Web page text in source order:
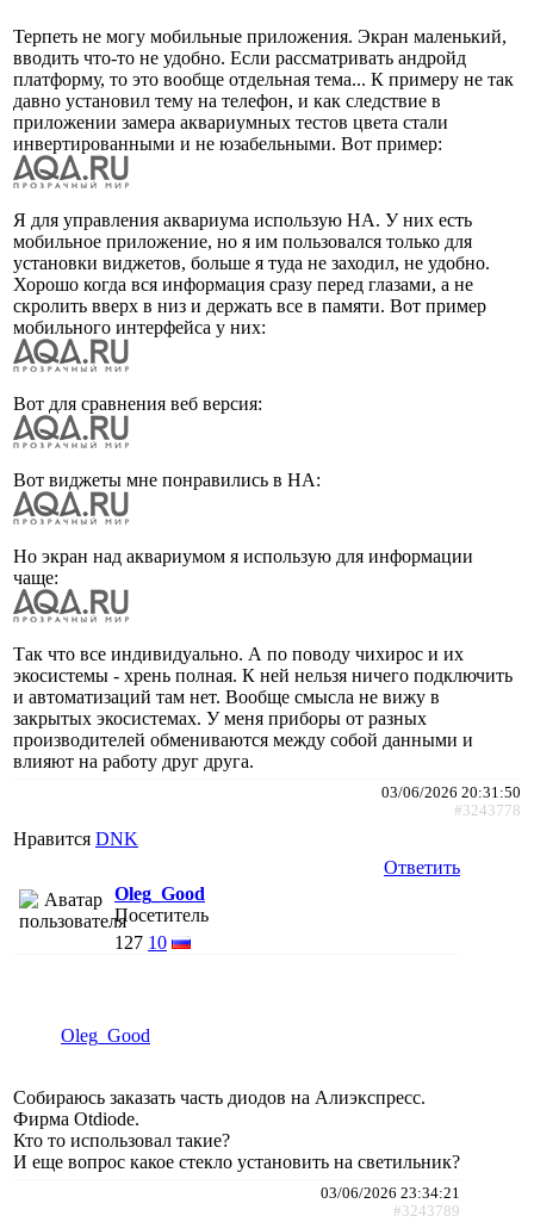
Терпеть не могу мобильные приложения. Экран маленький,
вводить что-то не удобно. Если рассматривать андройд
платформу, то это вообще отдельная тема... К примеру не так
давно установил тему на телефон, и как следствие в
приложении замера аквариумных тестов цвета стали
инвертированными и не юзабельными. Вот пример:
Я для управления аквариума использую HA. У них есть
мобильное приложение, но я им пользовался только для
установки виджетов, больше я туда не заходил, не удобно.
Хорошо когда вся информация сразу перед глазами, а не
скролить вверх в низ и держать все в памяти. Вот пример
мобильного интерфейса у них:
Вот для сравнения веб версия:
Вот виджеты мне понравились в HA:
Но экран над аквариумом я использую для информации
чаще:
Так что все индивидуально. А по поводу чихирос и их
экосистемы - хрень полная. К ней нельзя ничего подключить
и автоматизаций там нет. Вообще смысла не вижу в
закрытых экосистемах. У меня приборы от разных
производителей обмениваются между собой данными и
влияют на работу друг друга.
03/06/2026 20:31:50
#3243778
Нравится DNK
Ответить
Oleg_Good
Посетитель
127 10
Oleg_Good
Собираюсь заказать часть диодов на Алиэкспресс.
Фирма Otdiode.
Кто то использовал такие?
И еще вопрос какое стекло установить на светильник?
03/06/2026 23:34:21
#3243789